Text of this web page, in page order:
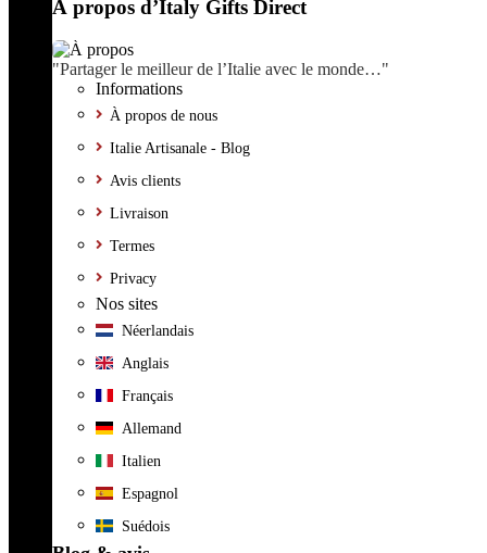
À propos d’Italy Gifts Direct
"Partager le meilleur de l’Italie avec le monde…"
Informations
À propos de nous
Italie Artisanale - Blog
Avis clients
Livraison
Termes
Privacy
Nos sites
Néerlandais
Anglais
Français
Allemand
Italien
Espagnol
Suédois